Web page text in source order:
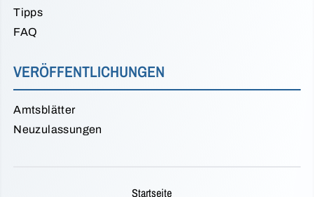
Tipps
FAQ
VERÖFFENTLICHUNGEN
Amtsblätter
Neuzulassungen
Startseite